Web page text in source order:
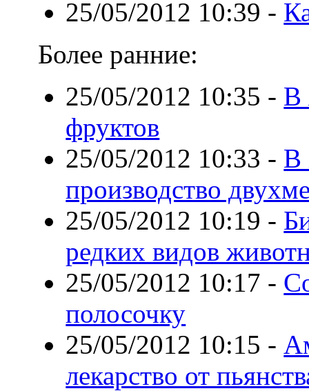
25/05/2012 10:39 -
Более ранние:
25/05/2012 10:35 - В
фруктов
25/05/2012 10:33 - В
производство
25/05/2012 10:19 -
редких видов
25/05/2012 10:17 -
полосочку
25/05/2012 10:15 -
лекарство от